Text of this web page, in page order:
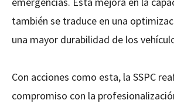
también se traduce en una
una mayor durabilidad de los
Con acciones como esta, la SSPC
compromiso con la